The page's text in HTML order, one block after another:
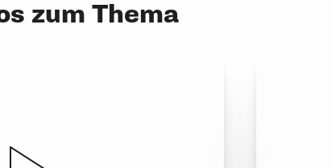
zum Thema